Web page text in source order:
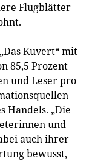
Flugblätter
Kuvert“ mit
85,5 Prozent
und Leser pro
Handels. „Die
und
auch ihrer
bewusst,